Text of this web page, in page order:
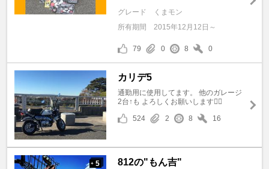
グレード
くまモン
所有期間
2015年12月12日～
79 0 8 0
カリデ5
通勤用に使用してます。 他のガレージ
2台↑も よろしくお願いします🙇‍♂️
524
2 8 16
+ 5 812の"もん吉"